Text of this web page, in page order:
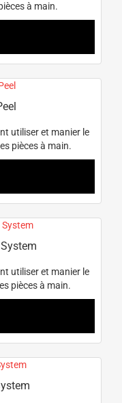
à main.
utiliser et manier le
pièces à main.
utiliser et manier le
pièces à main.